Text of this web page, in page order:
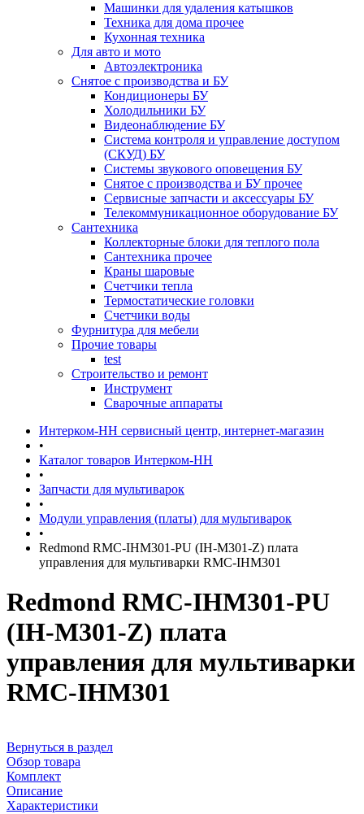
Машинки для удаления катышков
Техника для дома прочее
Кухонная техника
Для авто и мото
Автоэлектроника
Снятое с производства и БУ
Кондиционеры БУ
Холодильники БУ
Видеонаблюдение БУ
Система контроля и управление доступом
(СКУД) БУ
Системы звукового оповещения БУ
Снятое с производства и БУ прочее
Сервисные запчасти и аксессуары БУ
Телекоммуникационное оборудование БУ
Сантехника
Коллекторные блоки для теплого пола
Сантехника прочее
Краны шаровые
Счетчики тепла
Термоcтатические головки
Счетчики воды
Фурнитура для мебели
Прочие товары
test
Строительство и ремонт
Инструмент
Сварочные аппараты
Интерком-НН сервисный центр, интернет-магазин
•
Каталог товаров Интерком-НН
•
Запчасти для мультиварок
•
Модули управления (платы) для мультиварок
•
Redmond RMC-IHM301-PU (IH-M301-Z) плата
управления для мультиварки RMC-IHМ301
Redmond RMC-IHM301-PU
(IH-M301-Z) плата
управления для мультиварки
RMC-IHМ301
Вернуться в раздел
Обзор товара
Комплект
Описание
Характеристики